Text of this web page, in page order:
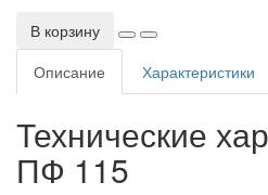
В корзину
Описание
Характеристики
Технические
ПФ 115